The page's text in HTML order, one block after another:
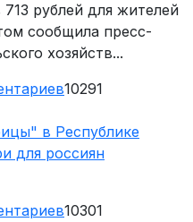
рублей для жителей
сообщила пресс-
хозяйств...
10291
в Республике
для россиян
10301